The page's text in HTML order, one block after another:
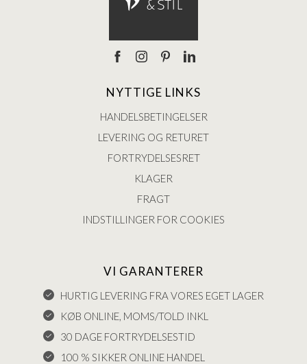
NYTTIGE LINKS
HANDELSBETINGELSER
LEVERING OG RETURET
FORTRYDELSESRET
KLAGER
FRAGT
INDSTILLINGER FOR COOKIES
VI GARANTERER
HURTIG LEVERING FRA VORES EGET LAGER
KØB ONLINE, MOMS/TOLD INKL
30 DAGE FORTRYDELSESTID
100 % SIKKER ONLINE HANDEL